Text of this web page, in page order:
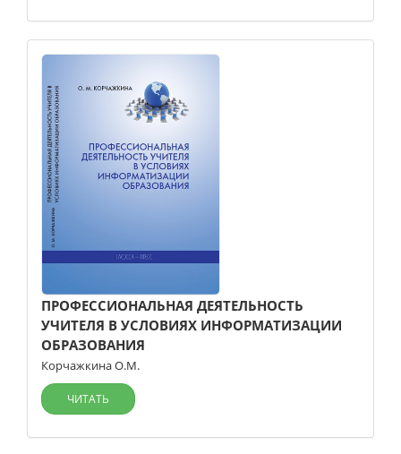
ПРОФЕССИОНАЛЬНАЯ ДЕЯТЕЛЬНОСТЬ
УЧИТЕЛЯ В УСЛОВИЯХ ИНФОРМАТИЗАЦИИ
ОБРАЗОВАНИЯ
Корчажкина О.М.
ЧИТАТЬ